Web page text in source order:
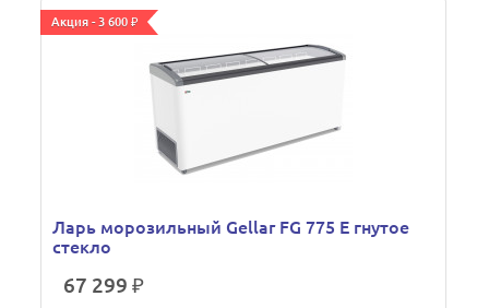
Акция - 3 600 ₽
Ларь морозильный Gellar FG 775 Е гнутое
стекло
67 299 ₽